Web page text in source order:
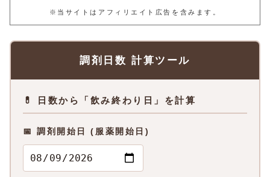
※当サイトはアフィリエイト広告を含みます。
調剤日数 計算ツール
💊 日数から「飲み終わり日」を計算
📅 調剤開始日 (服薬開始日)